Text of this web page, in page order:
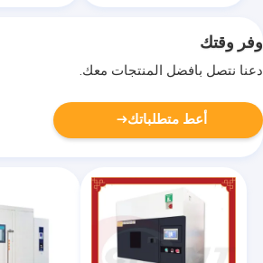
وفر وقتك
دعنا نتصل بأفضل المنتجات معك.
أعط متطلباتك